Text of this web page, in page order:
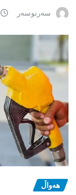
سەرنوسەر
هەواڵ